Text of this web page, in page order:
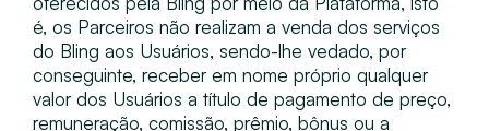
é, os Parceiros não realizam a venda dos serviços
do Bling aos Usuários, sendo-lhe vedado, por
conseguinte, receber em nome próprio qualquer
valor dos Usuários a título de pagamento de preço,
remuneração, comissão, prêmio, bônus ou a